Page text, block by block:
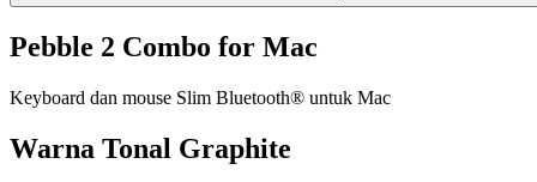
Pebble 2 Combo for Mac
Keyboard dan mouse Slim Bluetooth® untuk Mac
Warna Tonal Graphite